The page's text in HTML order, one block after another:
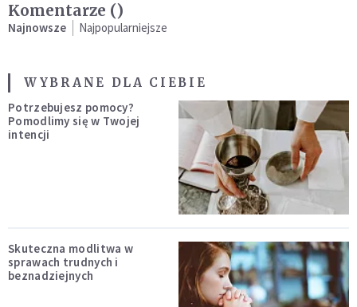
Komentarze ()
Najnowsze Najpopularniejsze
WYBRANE DLA CIEBIE
Potrzebujesz pomocy?
Pomodlimy się w Twojej
intencji
Skuteczna modlitwa w
sprawach trudnych i
beznadziejnych